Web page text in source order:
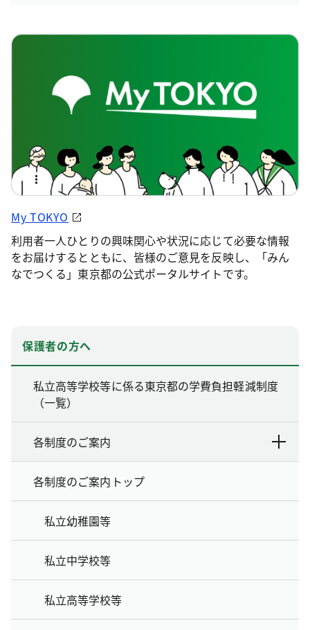
My TOKYO
利用者一人ひとりの興味関心や状況に応じて必要な情報
をお届けするとともに、皆様のご意見を反映し、「みん
なでつくる」東京都の公式ポータルサイトです。
保護者の方へ
私立高等学校等に係る東京都の学費負担軽減制度
（一覧）
各制度のご案内
各制度のご案内トップ
私立幼稚園等
私立中学校等
私立高等学校等